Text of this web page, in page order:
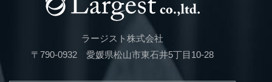
ラージスト株式会社
〒790-0932 愛媛県松山市東石井5丁目10-28